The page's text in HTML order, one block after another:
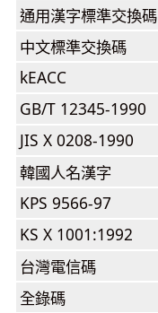
通用漢字標準交換碼
中文標準交換碼
kEACC
GB/T 12345-1990
JIS X 0208-1990
韓國人名漢字
KPS 9566-97
KS X 1001:1992
台灣電信碼
全錄碼